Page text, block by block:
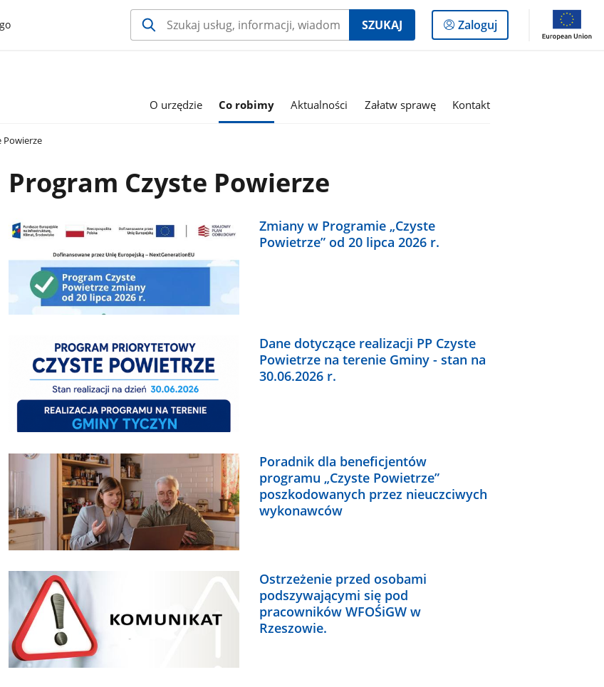
SZUKAJ
Logowanie
do
Zaloguj
O urzędzie Co robimy Aktualności Załatw sprawę Kontakt
Powierze
Program Czyste Powierze
Zmiany w Programie „Czyste
Powietrze” od 20 lipca 2026 r.
Dane dotyczące realizacji PP Czyste
Powietrze na terenie Gminy - stan na
30.06.2026 r.
Poradnik dla beneficjentów
programu „Czyste Powietrze”
poszkodowanych przez nieuczciwych
wykonawców
Ostrzeżenie przed osobami
podszywającymi się pod
pracowników WFOŚiGW w
Rzeszowie.